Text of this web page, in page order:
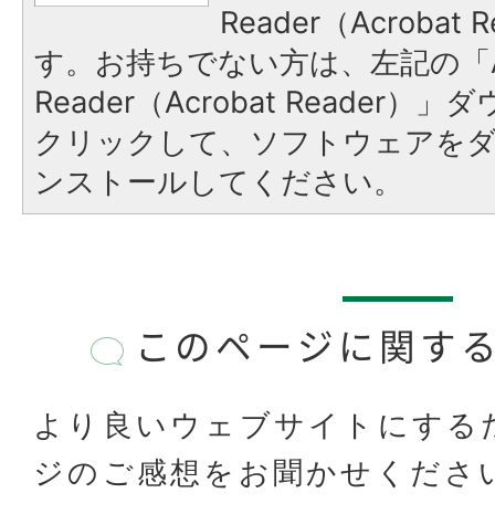
Reader（Acrobat
す。お持ちでない方は、左記の
Reader（Acrobat Reader）」ダ
クリックして、ソフトウェアを
ンストールしてください。
このページに関す
より良いウェブサイトにする
ジのご感想をお聞かせくださ